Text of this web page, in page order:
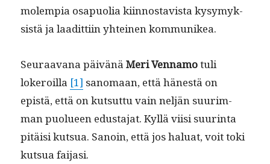
molem­pia osa­puo­lia kiin­nos­tavista kysymyk­
sistä ja laa­dit­ti­in yhteinen kommunikea.
Seu­raa­vana päivänäMeri Ven­namotuli
lokeroil­la [1] sanomaan, että hänestä on
epistä, että on kut­sut­tu vain neljän suurim­
man puolueen edus­ta­jat. Kyl­lä viisi suur­in­ta
pitäisi kut­sua. Sanoin, että jos halu­at, voit toki
kut­sua faijasi.